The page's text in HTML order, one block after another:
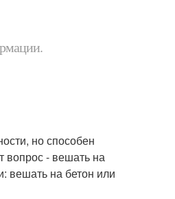
но способен
вопрос - вешать на
вешать на бетон или